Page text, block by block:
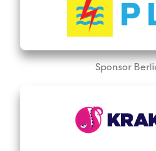
Sponsor